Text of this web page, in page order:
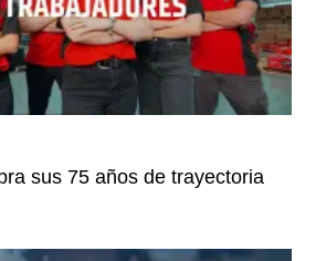
sus 75 años de trayectoria